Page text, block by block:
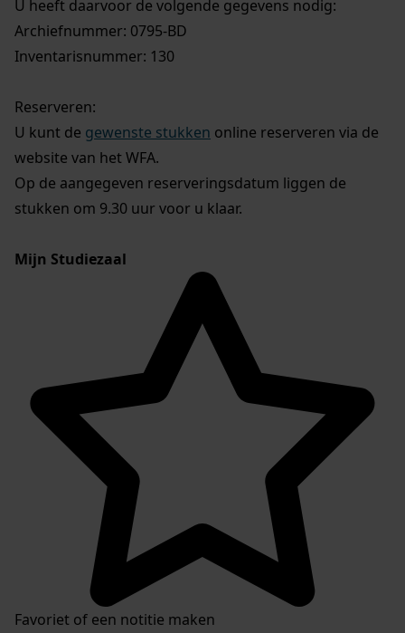
U heeft daarvoor de volgende gegevens nodig:
Archiefnummer: 0795-BD
Inventarisnummer: 130
Reserveren:
U kunt de gewenste stukken online reserveren via de
website van het WFA.
Op de aangegeven reserveringsdatum liggen de
stukken om 9.30 uur voor u klaar.
Mijn Studiezaal
Favoriet of een notitie maken